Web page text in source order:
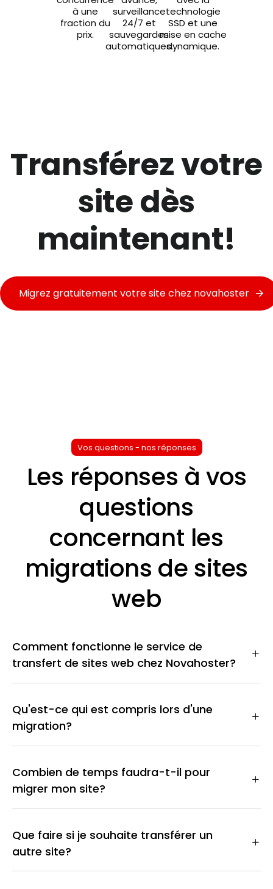
à une
fraction du
prix.
surveillance
24/7 et
sauvegardes
automatiques.
technologie
SSD et une
mise en cache
dynamique.
Transférez votre
site dès
maintenant!
Migrez gratuitement votre site chez novahoster
Vos questions - nos réponses
Les réponses à vos
questions
concernant les
migrations de sites
web
Comment fonctionne le service de
transfert de sites web chez Novahoster?
Qu'est-ce qui est compris lors d'une
migration?
Combien de temps faudra-t-il pour
migrer mon site?
Que faire si je souhaite transférer un
autre site?